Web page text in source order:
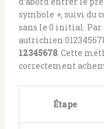
symbole +, suivi du
sans le 0 initial.
autrichien
12345678. Cette
correctement
Étape